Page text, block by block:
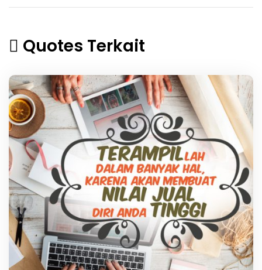
Quotes Terkait